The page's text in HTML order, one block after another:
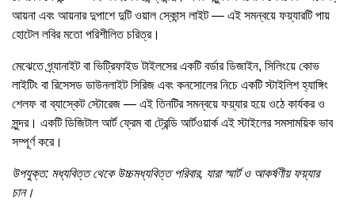
আয়না এবং আয়নার দুপাশে দুটি ওয়াল স্কোন্স লাইট — এই সমন্বয়ে ফয়্যারটি পায়
হোটেল লবির মতো পরিশীলিত চরিত্র।
মেঝেতে গ্র্যানাইট বা ভিট্রিফাইড টাইলসের একটি বর্ডার ডিজাইন, সিলিংয়ে কোভ
লাইটিং বা রিসেসড ডাউনলাইট সিরিজ এবং কনসোলের নিচে একটি স্টাইলিশ হ্যাঙ্গিং
শেলফ বা ব্যাস্কেট স্টোরেজ — এই তিনটির সমন্বয়ে ফয়্যার হয়ে ওঠে কার্যকর ও
সুন্দর। একটি ডিজিটাল আর্ট ফ্রেম বা ট্রেন্ডি আর্টওয়ার্ক এই স্টাইলের সমসাময়িক ভাব
সম্পূর্ণ করে।
উপযুক্ত: মধ্যবিত্ত থেকে উচ্চমধ্যবিত্ত পরিবার, যারা স্মার্ট ও আকর্ষণীয় ফয়্যার
চান।